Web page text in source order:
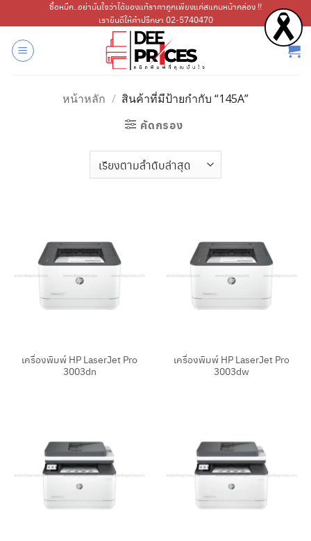
ไป
เนื้อหา
ซื้อหมึก..อย่ามั่นใจว่าได้ของแท้ราคาถูกเพียงแค่สแกนหน้ากล่อง !!
เรายินดีให้คำปรึกษา 02-5740470
หน้าหลัก / สินค้าที่มีป้ายกำกับ “145A”
คัดกรอง
เครื่องพิมพ์ HP LaserJet Pro
3003dn
เครื่องพิมพ์ HP LaserJet Pro
3003dw